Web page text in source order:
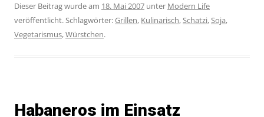
Dieser Beitrag wurde am 18. Mai 2007 unter Modern Life
veröffentlicht. Schlagwörter:Grillen, Kulinarisch,Schatzi,Soja,
Vegetarismus,Würstchen.
Habaneros im Einsatz